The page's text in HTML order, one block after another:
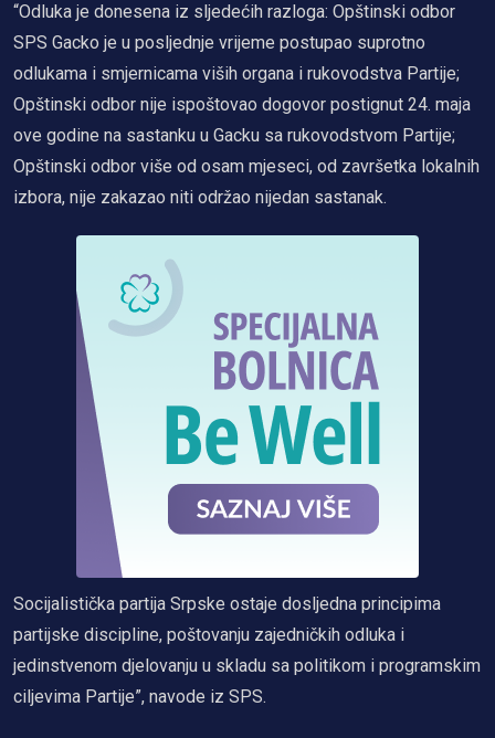
“Odluka je donesena iz sljedećih razloga: Opštinski odbor
SPS Gacko je u posljednje vrijeme postupao suprotno
odlukama i smjernicama viših organa i rukovodstva Partije;
Opštinski odbor nije ispoštovao dogovor postignut 24. maja
ove godine na sastanku u Gacku sa rukovodstvom Partije;
Opštinski odbor više od osam mjeseci, od završetka lokalnih
izbora, nije zakazao niti održao nijedan sastanak.
Socijalistička partija Srpske ostaje dosljedna principima
partijske discipline, poštovanju zajedničkih odluka i
jedinstvenom djelovanju u skladu sa politikom i programskim
ciljevima Partije”, navode iz SPS.